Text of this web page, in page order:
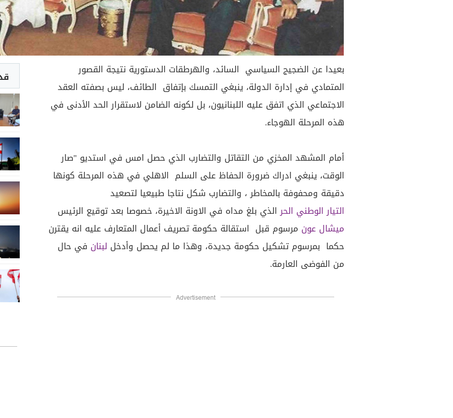
بعيدا عن الضجيج السياسي السائد، والهرطقات الدستورية نتيجة القصور
المتمادي في إدارة الدولة، ينبغي التمسك بإتفاق الطائف، ليس بصفته العقد
الاجتماعي الذي اتفق عليه اللبنانيون، بل لكونه الضامن لاستقرار الحد الأدنى في
هذه المرحلة الهوجاء.
أمام المشهد المخزي من التقاتل والتضارب الذي حصل امس في استديو "صار
الوقت، ينبغي ادراك ضرورة الحفاظ على السلم الاهلي في هذه المرحلة كونها
دقيقة ومحفوفة بالمخاطر ، والتضارب شكل نتاجا طبيعيا لتصعيد
التيار الوطني الحرالذي بلغ مداه في الاونة الاخيرة، خصوصا بعد توقيع الرئيس
ميشال عون مرسوم قبل استقالة حكومة تصريف أعمال المتعارف عليه انه يقترن
حكما بمرسوم تشكيل حكومة جديدة، وهذا ما لم يحصل وأدخل لبنان في حال
من الفوضى العارمة.
Advertisement